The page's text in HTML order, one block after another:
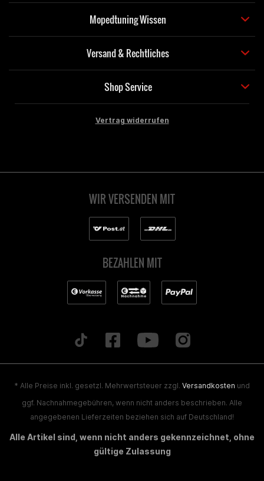
Mopedtuning Wissen
Versand & Rechtliches
Shop Service
Vertrag widerrufen
WIR VERSENDEN MIT
BEZAHLEN MIT
* Alle Preise inkl. gesetzl. Mehrwertsteuer zzgl. Versandkosten und
ggf. Nachnahmegebühren, wenn nicht anders beschrieben. Alle
angegebenen Lieferzeiten beziehen sich auf Deutschland!
Alle Artikel sind, wenn nicht anders gekennzeichnet, ohne
gültige Zulassung